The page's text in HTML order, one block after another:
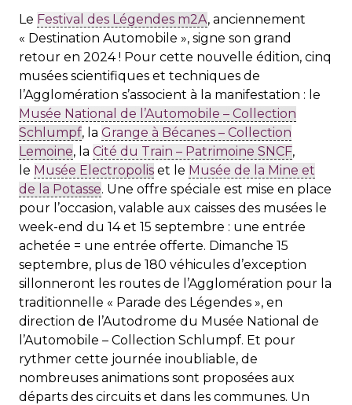
Le Festival des Légendes m2A, anciennement
« Destination Automobile », signe son grand
retour en 2024 ! Pour cette nouvelle édition, cinq
musées scientifiques et techniques de
l’Agglomération s’associent à la manifestation : le
Musée National de l’Automobile – Collection
Schlumpf, la Grange à Bécanes – Collection
Lemoine, la Cité du Train – Patrimoine SNCF,
le Musée Electropolis et le Musée de la Mine et
de la Potasse. Une offre spéciale est mise en place
pour l’occasion, valable aux caisses des musées le
week-end du 14 et 15 septembre : une entrée
achetée = une entrée offerte. Dimanche 15
septembre, plus de 180 véhicules d’exception
sillonneront les routes de l’Agglomération pour la
traditionnelle « Parade des Légendes », en
direction de l’Autodrome du Musée National de
l’Automobile – Collection Schlumpf. Et pour
rythmer cette journée inoubliable, de
nombreuses animations sont proposées aux
départs des circuits et dans les communes. Un